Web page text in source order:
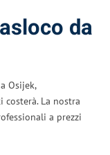
da
Osijek,
La nostra
a prezzi